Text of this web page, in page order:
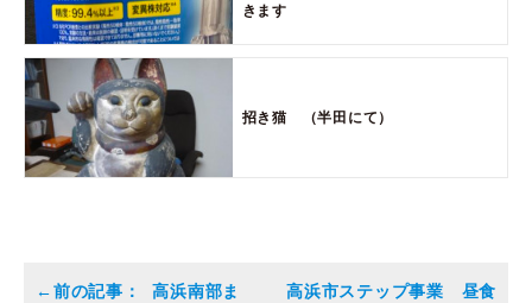
きます
招き猫 （半田にて）
高浜南部ま
高浜市ステップ事業 昼食